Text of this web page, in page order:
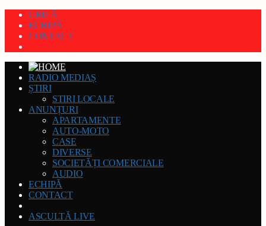
GRILĂ
ECHIPĂ
CONTACT
RADIO MEDIAȘ
ȘTIRI
STIRI LOCALE
ANUNȚURI
APARTAMENTE
AUTO-MOTO
CASE
DIVERSE
SOCIETĂȚI COMERCIALE
AUDIO
ECHIPĂ
CONTACT
ASCULTĂ LIVE